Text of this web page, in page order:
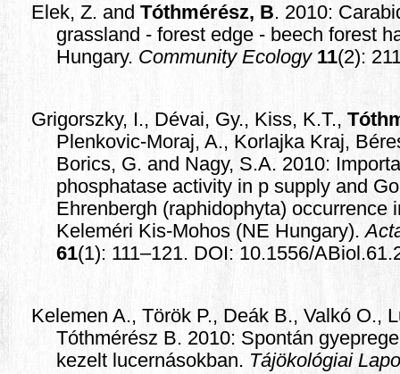
Elek, Z. and Tóthmérész, B. 2010:
grassland - forest edge - beech forest
Hungary. Community Ecology 11(2):
Grigorszky, I., Dévai, Gy., Kiss, K.T.,
Plenkovic-Moraj, A., Korlajka Kraj,
Borics, G. and Nagy, S.A. 2010:
phosphatase activity in p supply and
Ehrenbergh (raphidophyta) occurrence
Keleméri Kis-Mohos (NE Hungary).
61(1): 111–121. DOI: 10.1556/
Kelemen A., Török P., Deák B., Valkó O.,
Tóthmérész B. 2010: Spontán
kezelt lucernásokban. Tájökológiai